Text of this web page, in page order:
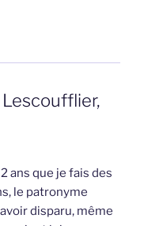
ans que je fais des
le patronyme
disparu, même